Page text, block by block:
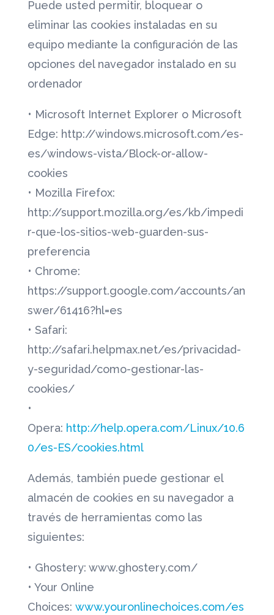
Puede usted permitir, bloquear o
eliminar las cookies instaladas en su
equipo mediante la configuración de las
opciones del navegador instalado en su
ordenador
• Microsoft Internet Explorer o Microsoft
Edge: http://windows.microsoft.com/es-
es/windows-vista/Block-or-allow-
cookies
• Mozilla Firefox:
http://support.mozilla.org/es/kb/impedi
r-que-los-sitios-web-guarden-sus-
preferencia
• Chrome:
https://support.google.com/accounts/an
swer/61416?hl=es
• Safari:
http://safari.helpmax.net/es/privacidad-
y-seguridad/como-gestionar-las-
cookies/
•
Opera: http://help.opera.com/Linux/10.6
0/es-ES/cookies.html
Además, también puede gestionar el
almacén de cookies en su navegador a
través de herramientas como las
siguientes:
• Ghostery: www.ghostery.com/
• Your Online
Choices: www.youronlinechoices.com/es